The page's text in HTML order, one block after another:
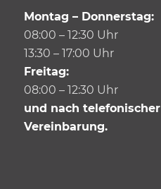
Montag – Donnerstag:
08:00 – 12:30 Uhr
13:30 – 17:00 Uhr
Freitag:
08:00 – 12:30 Uhr
und nach telefonischer
Vereinbarung.